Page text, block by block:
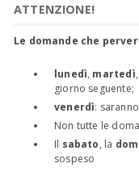
ATTENZIONE!
Le domande che
lunedì, martedì,
giorno seguente;
venerdì:
Non tutte le
Il sabato, la
sospeso